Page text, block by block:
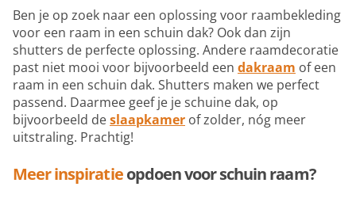
Ben je op zoek naar een oplossing voor raambekleding
voor een raam in een schuin dak? Ook dan zijn
shutters de perfecte oplossing. Andere raamdecoratie
past niet mooi voor bijvoorbeeld een dakraam of een
raam in een schuin dak. Shutters maken we perfect
passend. Daarmee geef je je schuine dak, op
bijvoorbeeld deslaapkamer of zolder, nóg meer
uitstraling. Prachtig!
Meer inspiratieopdoen voor schuin raam?